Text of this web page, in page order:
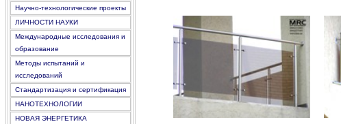
Научно-технологические проекты
ЛИЧНОСТИ НАУКИ
Международные исследования и
образование
Методы испытаний и
исследований
Стандартизация и сертификация
НАНОТЕХНОЛОГИИ
НОВАЯ ЭНЕРГЕТИКА